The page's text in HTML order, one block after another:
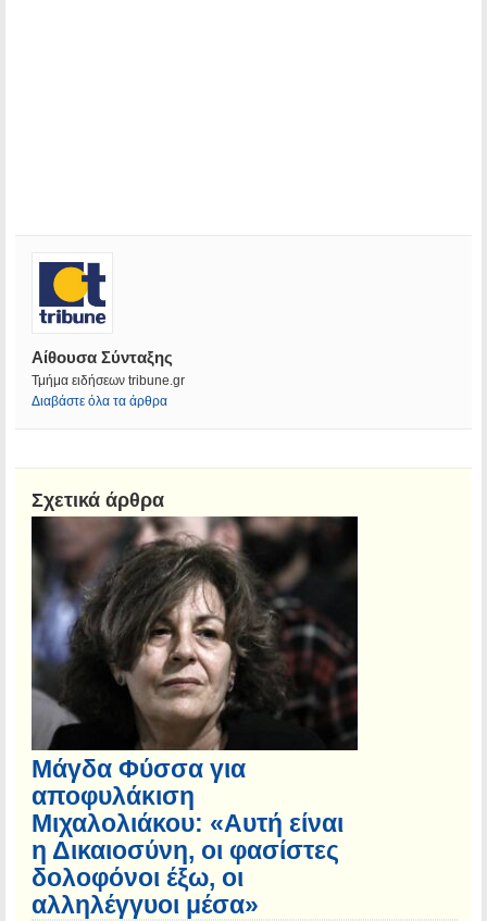
Αίθουσα Σύνταξης
Τμήμα ειδήσεων tribune.gr
Διαβάστε όλα τα άρθρα
Σχετικά άρθρα
Μάγδα Φύσσα για
αποφυλάκιση
Μιχαλολιάκου: «Αυτή είναι
η Δικαιοσύνη, οι φασίστες
δολοφόνοι έξω, οι
αλληλέγγυοι μέσα»